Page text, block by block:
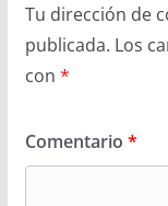
Tu dirección de
publicada. Los
con *
Comentario *